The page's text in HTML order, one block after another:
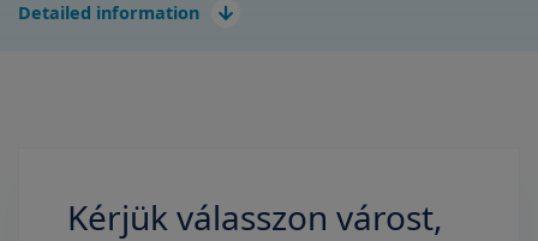
Detailed information
Kérjük válasszon várost,